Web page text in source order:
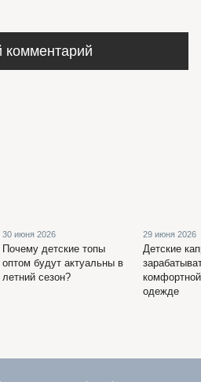
30 июня 2026
Почему детские топы
оптом будут актуальны в
летний сезон?
29 июня 2026
Детские
одежде